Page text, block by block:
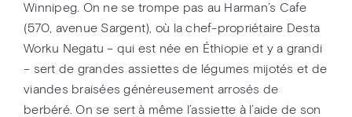
Winnipeg. On ne se trompe pas au Harman’s Cafe
(570, avenue Sargent), où la chef-propriétaire Desta
Worku Negatu – qui est née en Éthiopie et y a grandi
– sert de grandes assiettes de légumes mijotés et de
viandes braisées généreusement arrosés de
berbéré. On se sert à même l’assiette à l’aide de son